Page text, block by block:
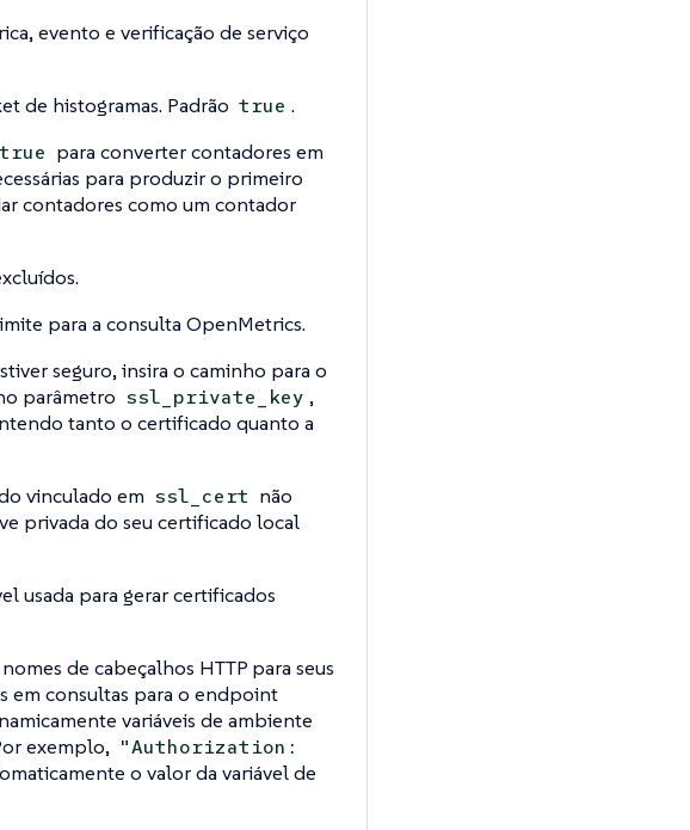
evento e verificação de serviço
de histogramas. Padrão true .
true para converter contadores em
para produzir o primeiro
contadores como um contador
para a consulta OpenMetrics.
seguro, insira o caminho para o
parâmetro ssl_private_key ,
tanto o certificado quanto a
vinculado em ssl_cert não
privada do seu certificado local
usada para gerar certificados
de cabeçalhos HTTP para seus
em consultas para o endpoint
variáveis de ambiente
exemplo, "Authorization:
o valor da variável de